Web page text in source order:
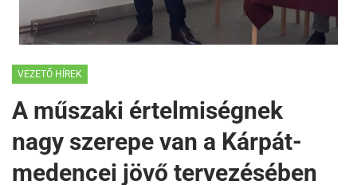
VEZETŐ HÍREK
A műszaki értelmiségnek
nagy szerepe van a Kárpát-
medencei jövő tervezésében